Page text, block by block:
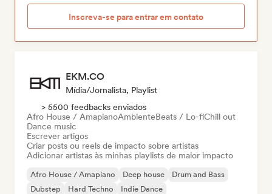
Inscreva-se para entrar em contato
EKM.CO
Mídia/Jornalista, Playlist
> 5500 feedbacks enviados
Afro House / AmapianoAmbienteBeats / Lo-fiChill out
Dance music
Escrever artigos
Criar posts ou reels de impacto sobre artistas
Adicionar artistas às minhas playlists de maior impacto
Afro House / Amapiano Deep house
Drum and Bass
Dubstep
Hard Techno
Indie Dance